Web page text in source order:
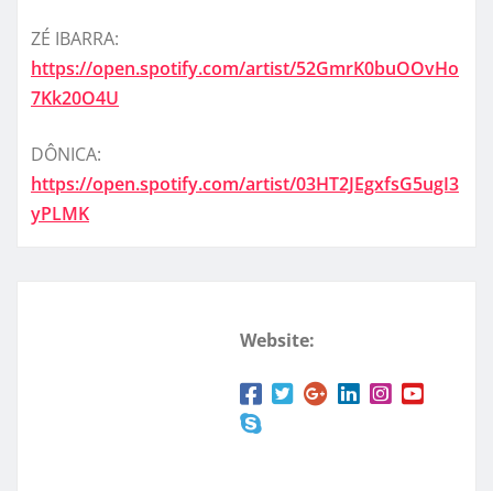
ZÉ IBARRA:
https://open.spotify.com/artist/52GmrK0buOOvHo
7Kk20O4U
DÔNICA:
https://open.spotify.com/artist/03HT2JEgxfsG5ugI3
yPLMK
Website: